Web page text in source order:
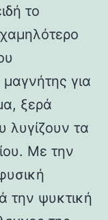
το
μαγνήτης για
ξερά
λυγίζουν τα
Με την
την ψυκτική